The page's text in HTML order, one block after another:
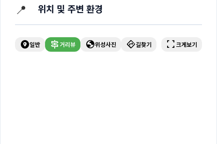
📍 위치 및 주변 환경
explore_nearby일반 signpost거리뷰 globe위성사진 directions길찾기 fullscreen 크게보기